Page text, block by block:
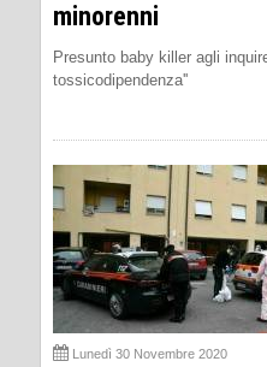
minorenni
Presunto baby killer agli
tossicodipendenza''
Lunedì 30 Novembre 2020